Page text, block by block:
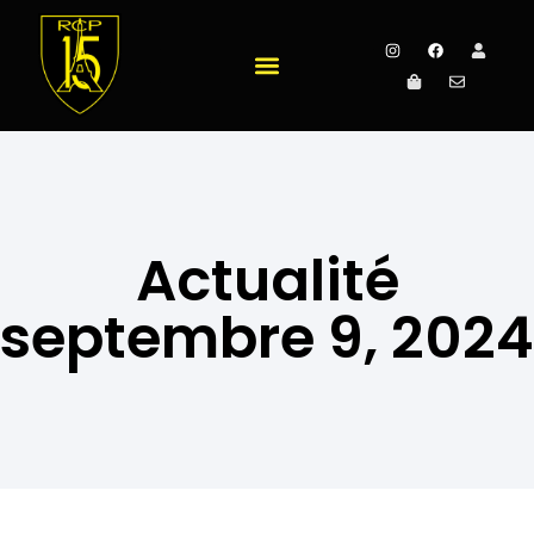
Actualité
septembre 9, 2024